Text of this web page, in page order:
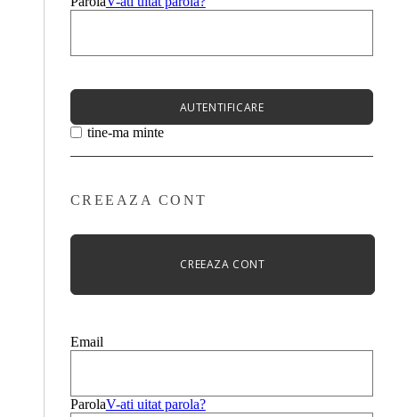
AUTENTIFICARE
tine-ma minte
CREEAZA CONT
CREEAZA CONT
Email
ParolaV-ati uitat parola?